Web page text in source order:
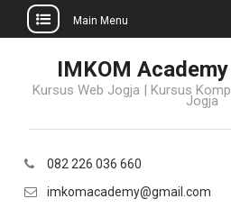
content
Main Menu
IMKOM
Kursus Web Jogja | Kursus
Jogja
082 226 036 660
imkomacademy@gmail.com